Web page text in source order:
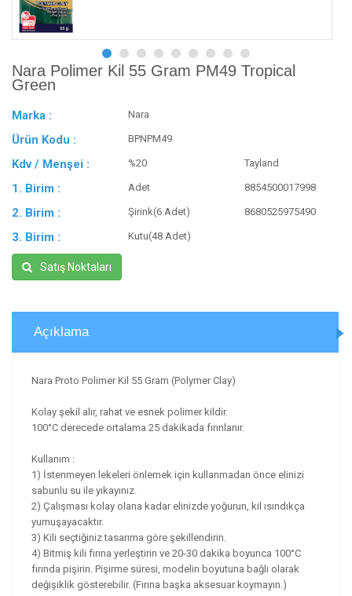
Nara Polimer Kil 55 Gram PM49 Tropical
Green
Marka : Nara
Ürün Kodu : BPNPM49
Kdv / Menşei : %20 Tayland
1. Birim : Adet 8854500017998
2. Birim : Şirink(6 Adet) 8680525975490
3. Birim : Kutu(48 Adet)
Satış Noktaları
Açıklama
Nara Proto Polimer Kil 55 Gram (Polymer Clay)
Kolay şekil alır, rahat ve esnek polimer kildir.
100°C derecede ortalama 25 dakikada fırınlanır.
Kullanım :
1) İstenmeyen lekeleri önlemek için kullanmadan önce elinizi
sabunlu su ile yıkayınız.
2) Çalışması kolay olana kadar elinizde yoğurun, kil ısındıkça
yumuşayacaktır.
3) Kili seçtiğiniz tasarıma göre şekillendirin.
4) Bitmiş kili fırına yerleştirin ve 20-30 dakika boyunca 100°C
fırında pişirin. Pişirme süresi, modelin boyutuna bağlı olarak
değişiklik gösterebilir. (Fırına başka aksesuar koymayın.)